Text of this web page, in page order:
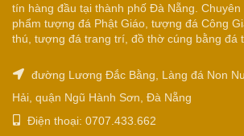
tín hàng đầu tại thành phố Đà Nẵng. Chuyên
phẩm tượng đá Phật Giáo, tượng đá Công
thú, tượng đá trang trí, đồ thờ cúng bằng đá
đường Lương Đắc Bằng, Làng đá Non
Hải, quận Ngũ Hành Sơn, Đà Nẵng
Điện thoại: 0707.433.662